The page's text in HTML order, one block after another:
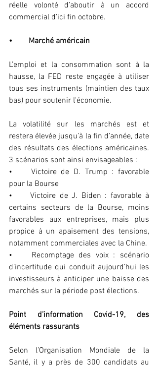
réelle volonté d’aboutir à un accord
commercial d’ici fin octobre.
•	Marché américain
L’emploi et la consommation sont à la
hausse, la FED reste engagée à utiliser
tous ses instruments (maintien des taux
bas) pour soutenir l'économie.
La volatilité sur les marchés est et
restera élevée jusqu’à la fin d’année, date
des résultats des élections américaines.
3 scénarios sont ainsi envisageables :
•	Victoire de D. Trump : favorable
pour la Bourse
•	Victoire de J. Biden : favorable à
certains secteurs de la Bourse, moins
favorables aux entreprises, mais plus
propice à un apaisement des tensions,
notamment commerciales avec la Chine.
•	Recomptage des voix : scénario
d’incertitude qui conduit aujourd’hui les
investisseurs à anticiper une baisse des
marchés sur la période post élections.
Point d’information Covid-19, des
éléments rassurants
Selon l’Organisation Mondiale de la
Santé, il y a près de 300 candidats au